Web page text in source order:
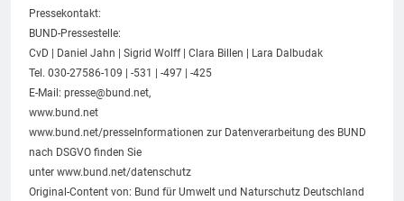
Pressekontakt:
BUND-Pressestelle:
CvD | Daniel Jahn | Sigrid Wolff | Clara Billen | Lara Dalbudak
Tel. 030-27586-109 | -531 | -497 | -425
E-Mail: presse@bund.net,
www.bund.net
www.bund.net/presseInformationen zur Datenverarbeitung des BUND
nach DSGVO finden Sie
unter www.bund.net/datenschutz
Original-Content von: Bund für Umwelt und Naturschutz Deutschland